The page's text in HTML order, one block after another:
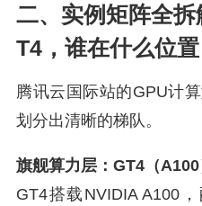
二、实例矩阵全拆
T4，谁在什么位置
腾讯云国际站的GPU计
划分出清晰的梯队。
旗舰算力层：GT4（A100
GT4搭载NVIDIA A100